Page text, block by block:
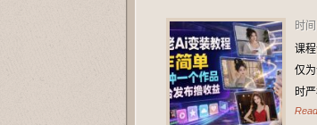
时
课
仅
时